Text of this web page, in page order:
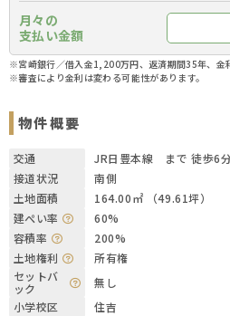
月々の
支払い金額
※宮崎銀行／借入金1,200万円、返済期間35年、
※審査により金利は変わる可能性があります。
物件概要
交通
JR日豊本線 まで 徒歩6
接道状況
南側
土地面積
164.00㎡ （49.61坪）
建ぺい率
60%
容積率
200%
土地権利
所有権
セットバ
ック
無し
小学校区
住吉